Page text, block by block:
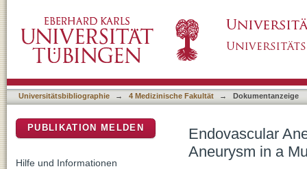
Pregnant Woman
Universitätsbibliographie → 4 Medizinische Fakultät → Dokumentanzeige
Endovascular
Aneurysm in a
PUBLIKATION MELDEN
Hilfe und Informationen